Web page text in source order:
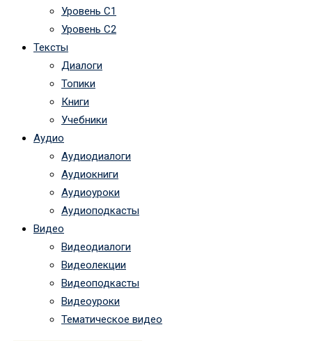
Уровень C1
Уровень C2
Тексты
Диалоги
Топики
Книги
Учебники
Аудио
Аудиодиалоги
Аудиокниги
Аудиоуроки
Аудиоподкасты
Видео
Видеодиалоги
Видеолекции
Видеоподкасты
Видеоуроки
Тематическое видео